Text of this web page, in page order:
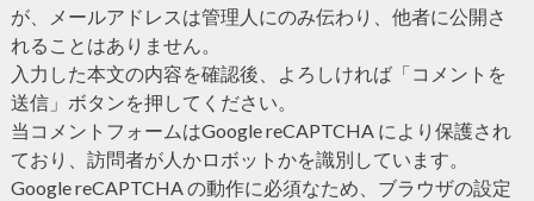
が、メールアドレスは管理人にのみ伝わり、他者に公開さ
れることはありません。
入力した本文の内容を確認後、よろしければ「コメントを
送信」ボタンを押してください。
当コメントフォームはGoogle reCAPTCHA により保護され
ており、訪問者が人かロボットかを識別しています。
Google reCAPTCHA の動作に必須なため、ブラウザの設定